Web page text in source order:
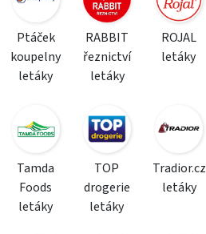
Ptáček
koupelny
letáky
RABBIT
řeznictví
letáky
ROJAL
letáky
Tamda
Foods
letáky
TOP
drogerie
letáky
Tradior.cz
letáky